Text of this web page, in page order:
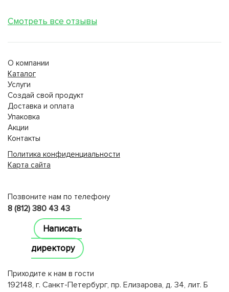
Смотреть все отзывы
О компании
Каталог
Услуги
Создай свой продукт
Доставка и оплата
Упаковка
Акции
Контакты
Политика конфиденциальности
Карта сайта
Позвоните нам по телефону
8 (812) 380 43 43
Написать
директору
Приходите к нам в гости
192148, г. Санкт-Петербург, пр. Елизарова, д. 34, лит. Б